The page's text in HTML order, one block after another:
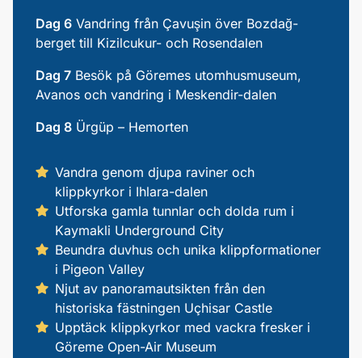
Dag 6 Vandring från Çavuşin över Bozdağ-
berget till Kizilcukur- och Rosendalen
Dag 7 Besök på Göremes utomhusmuseum,
Avanos och vandring i Meskendir-dalen
Dag 8 Ürgüp – Hemorten
Vandra genom djupa raviner och
klippkyrkor i Ihlara-dalen
Utforska gamla tunnlar och dolda rum i
Kaymakli Underground City
Beundra duvhus och unika klippformationer
i Pigeon Valley
Njut av panoramautsikten från den
historiska fästningen Uçhisar Castle
Upptäck klippkyrkor med vackra fresker i
Göreme Open-Air Museum